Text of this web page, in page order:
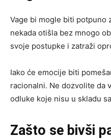
Vage bi mogle biti potpuno
nekada otišla bez mnogo
svoje postupke i zatraži
Iako će emocije biti
racionalni. Ne dozvolite da
odluke koje nisu u skladu
Zašto se bivši